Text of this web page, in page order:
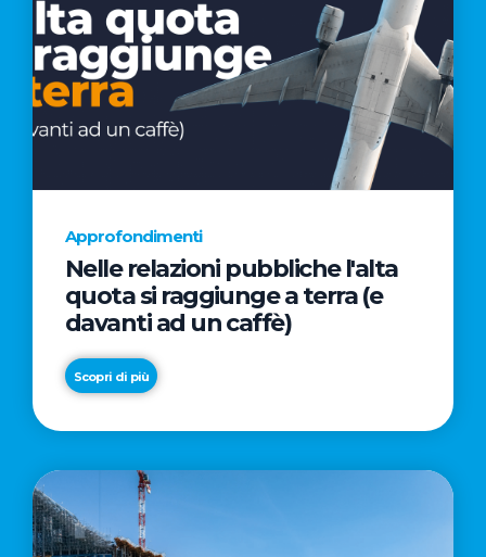
Approfondimenti
Nelle relazioni pubbliche l'alta
quota si raggiunge a terra (e
davanti ad un caffè)
Scopri di più